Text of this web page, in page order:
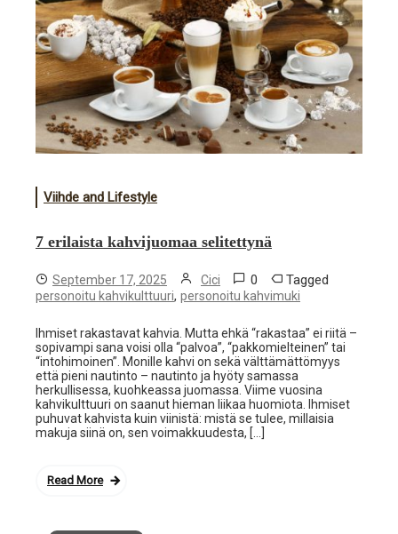
Viihde and Lifestyle
7 erilaista kahvijuomaa selitettynä
September 17, 2025 Cici 0 Tagged
personoitu kahvikulttuuri, personoitu kahvimuki
Ihmiset rakastavat kahvia. Mutta ehkä “rakastaa” ei riitä –
sopivampi sana voisi olla “palvoa”, “pakkomielteinen” tai
“intohimoinen”. Monille kahvi on sekä välttämättömyys
että pieni nautinto – nautinto ja hyöty samassa
herkullisessa, kuohkeassa juomassa. Viime vuosina
kahvikulttuuri on saanut hieman liikaa huomiota. Ihmiset
puhuvat kahvista kuin viinistä: mistä se tulee, millaisia
makuja siinä on, sen voimakkuudesta, […]
Read More